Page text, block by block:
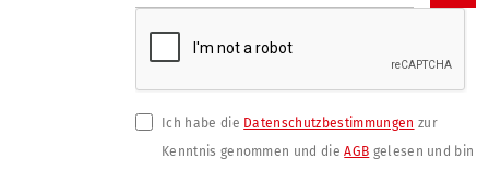
Ich habe die Datenschutzbestimmungen zur
Kenntnis genommen und dieAGB gelesen und bin